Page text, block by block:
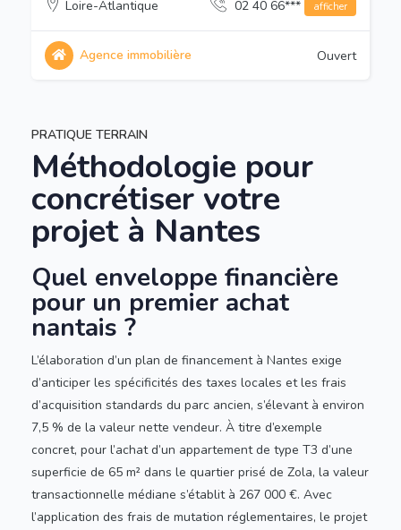
Loire-Atlantique 02 40 66*** afficher
Agence immobilière Ouvert
PRATIQUE TERRAIN
Méthodologie pour
concrétiser votre
projet à Nantes
Quel enveloppe financière
pour un premier achat
nantais ?
L’élaboration d’un plan de financement à Nantes exige
d’anticiper les spécificités des taxes locales et les frais
d’acquisition standards du parc ancien, s’élevant à environ
7,5 % de la valeur nette vendeur. À titre d’exemple
concret, pour l’achat d’un appartement de type T3 d’une
superficie de 65 m² dans le quartier prisé de Zola, la valeur
transactionnelle médiane s’établit à 267 000 €. Avec
l’application des frais de mutation réglementaires, le projet